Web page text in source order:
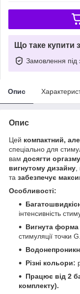
Що таке купити
Замовлення під
Опис
Опис
Цей компактний,
спеціально для
вам досягти
вигнутому дизайну
та забезпечує
Особливості:
інтенсивність
Вигнута форма
стимуляції точки G.
Різні кольори:
Працює від 2
комплекту).